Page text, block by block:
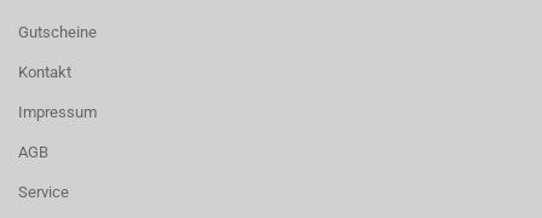
Gutscheine
Kontakt
Impressum
AGB
Service